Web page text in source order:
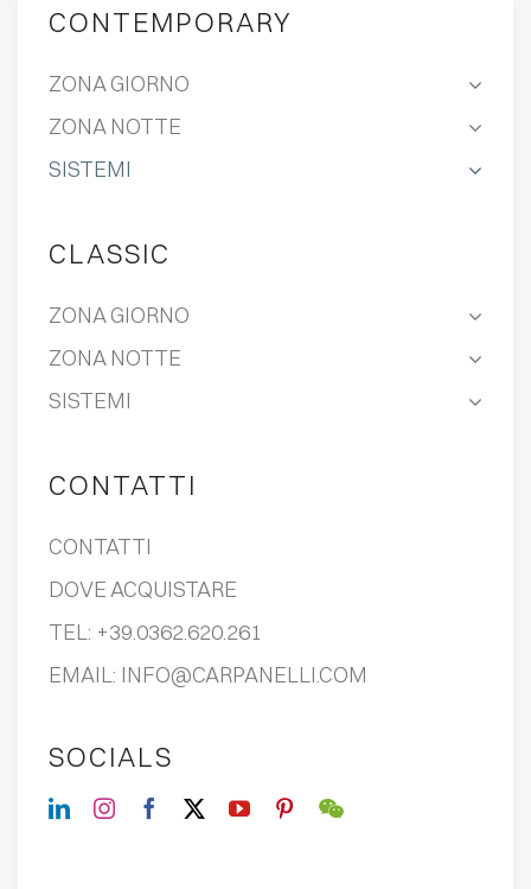
CONTEMPORARY
ZONA GIORNO
ZONA NOTTE
SISTEMI
CLASSIC
ZONA GIORNO
ZONA NOTTE
SISTEMI
CONTATTI
CONTATTI
DOVE ACQUISTARE
TEL: +39.0362.620.261
EMAIL: INFO@CARPANELLI.COM
SOCIALS